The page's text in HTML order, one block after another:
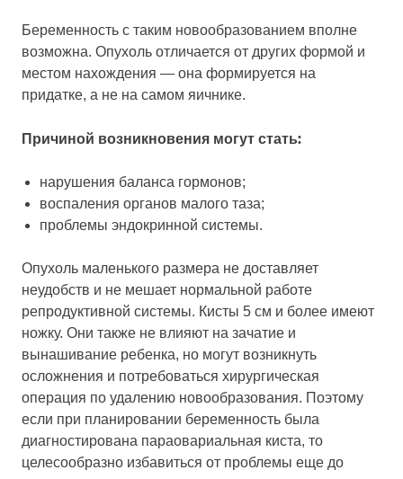
Беременность с таким новообразованием вполне
возможна. Опухоль отличается от других формой и
местом нахождения — она формируется на
придатке, а не на самом яичнике.
Причиной возникновения могут стать:
нарушения баланса гормонов;
воспаления органов малого таза;
проблемы эндокринной системы.
Опухоль маленького размера не доставляет
неудобств и не мешает нормальной работе
репродуктивной системы. Кисты 5 см и более имеют
ножку. Они также не влияют на зачатие и
вынашивание ребенка, но могут возникнуть
осложнения и потребоваться хирургическая
операция по удалению новообразования. Поэтому
если при планировании беременность была
диагностирована параовариальная киста, то
целесообразно избавиться от проблемы еще до